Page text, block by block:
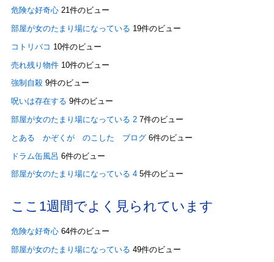
危険な好奇心 21件のビュー
部屋が女のたまり場になっている 19件のビュー
コトリバコ 10件のビュー
売れ残り物件 10件のビュー
強制自殺 9件のビュー
呪いは存在する 9件のビュー
部屋が女のたまり場になっている 2 7件のビュー
とある かぞくが のこした ブログ 6件のビュー
ドラム缶風呂 6件のビュー
部屋が女のたまり場になっている 4 5件のビュー
ここ1週間でよく見られています
危険な好奇心 64件のビュー
部屋が女のたまり場になっている 49件のビュー